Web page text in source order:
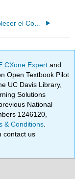
2.6: Establecer el Control de Calidad - Lo Esencial
CXone Expertand
Open Textbook Pilot
UC Davis Library,
Solutions
National
1246120,
& Conditions
contact us